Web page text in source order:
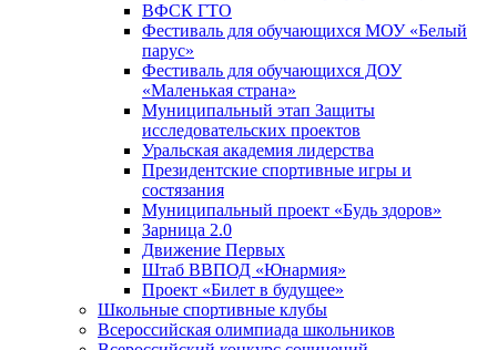
ВФСК ГТО
Фестиваль для обучающихся МОУ «Белый
парус»
Фестиваль для обучающихся ДОУ
«Маленькая страна»
Муниципальный этап Защиты
исследовательских проектов
Уральская академия лидерства
Президентские спортивные игры и
состязания
Муниципальный проект «Будь здоров»
Зарница 2.0
Движение Первых
Штаб ВВПОД «Юнармия»
Проект «Билет в будущее»
Школьные спортивные клубы
Всероссийская олимпиада школьников